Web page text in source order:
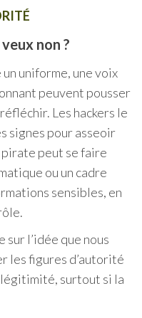
non ?
uniforme, une voix
peuvent pousser
Les hackers le
signes pour asseoir
peut se faire
ou un cadre
sensibles, en
l’idée que nous
les figures d’autorité
surtout si la